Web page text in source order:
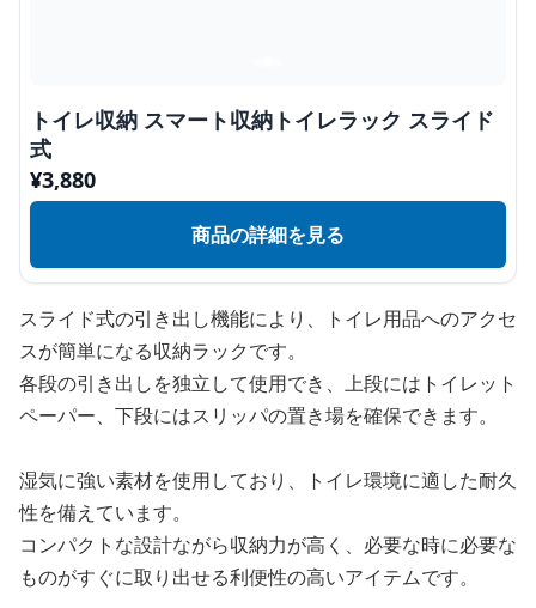
トイレ収納 スマート収納トイレラック スライド
式
¥3,880
商品の詳細を見る
スライド式の引き出し機能により、トイレ用品へのアクセ
スが簡単になる収納ラックです。
各段の引き出しを独立して使用でき、上段にはトイレット
ペーパー、下段にはスリッパの置き場を確保できます。
湿気に強い素材を使用しており、トイレ環境に適した耐久
性を備えています。
コンパクトな設計ながら収納力が高く、必要な時に必要な
ものがすぐに取り出せる利便性の高いアイテムです。